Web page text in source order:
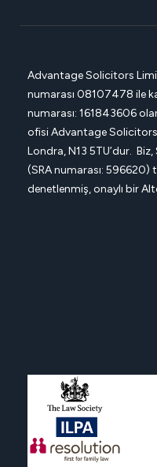
Advantage Solicitors
numarası 08107478 ile
numarası: 161843606
ofisiAdvantage Solicitors
Londra, N13 5TU’dur.
(SRA numarası: 596620)
denetlenmiş, onaylı bir